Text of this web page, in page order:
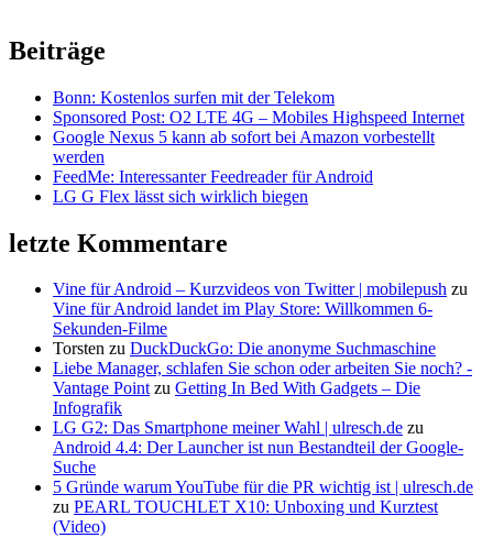
Beiträge
Bonn: Kostenlos surfen mit der Telekom
Sponsored Post: O2 LTE 4G – Mobiles Highspeed Internet
Google Nexus 5 kann ab sofort bei Amazon vorbestellt
werden
FeedMe: Interessanter Feedreader für Android
LG G Flex lässt sich wirklich biegen
letzte Kommentare
Vine für Android – Kurzvideos von Twitter | mobilepush zu
Vine für Android landet im Play Store: Willkommen 6-
Sekunden-Filme
Torsten zu DuckDuckGo: Die anonyme Suchmaschine
Liebe Manager, schlafen Sie schon oder arbeiten Sie noch? -
Vantage Pointzu Getting In Bed With Gadgets – Die
Infografik
LG G2: Das Smartphone meiner Wahl | ulresch.de zu
Android 4.4: Der Launcher ist nun Bestandteil der Google-
Suche
5 Gründe warum YouTube für die PR wichtig ist | ulresch.de
zu PEARL TOUCHLET X10: Unboxing und Kurztest
(Video)